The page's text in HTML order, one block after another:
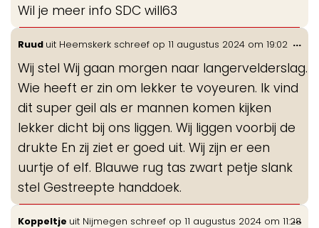
Wil je meer info SDC will63
Ruud uit Heemskerk schreef op 11 augustus 2024 om 19:02
Wij stel Wij gaan morgen naar langervelderslag.
Wie heeft er zin om lekker te voyeuren. Ik vind
dit super geil als er mannen komen kijken
lekker dicht bij ons liggen. Wij liggen voorbij de
drukte En zij ziet er goed uit. Wij zijn er een
uurtje of elf. Blauwe rug tas zwart petje slank
stel Gestreepte handdoek.
...
Koppeltje uit Nijmegen schreef op 11 augustus 2024 om 11:28
...